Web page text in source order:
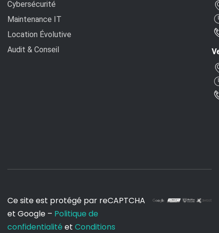
Cybersécurité
Maintenance IT
Location Évolutive
Audit & Conseil
Ce site est protégé par reCAPTCHA
et Google – Politique de
confidentialité et Conditions